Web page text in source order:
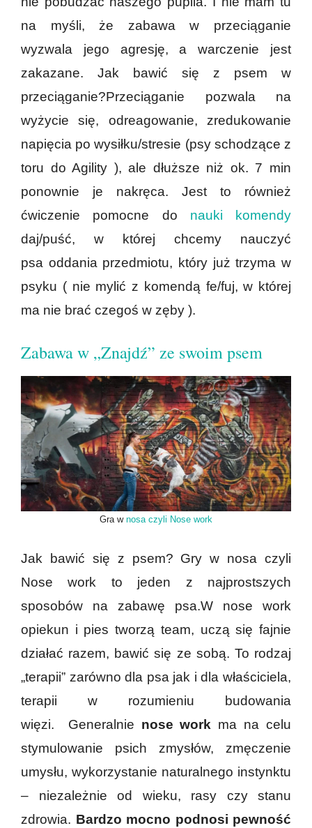
na myśli, że zabawa w przeciąganie
wyzwala jego agresję, a warczenie jest
zakazane. Jak bawić się z psem w
przeciąganie?Przeciąganie pozwala na
wyżycie się, odreagowanie, zredukowanie
napięcia po wysiłku/stresie (psy schodzące z
toru do Agility ), ale dłuższe niż ok. 7 min
ponownie je nakręca. Jest to również
ćwiczenie pomocne do nauki komendy
daj/puść, w której chcemy nauczyć
psa oddania przedmiotu, który już trzyma w
psyku ( nie mylić z komendą fe/fuj, w której
ma nie brać czegoś w zęby ).
Zabawa w „Znajdź” ze swoim psem
Gra w nosa czyli Nose work
Jak bawić się z psem? Gry w nosa czyli
Nose work to jeden z najprostszych
sposobów na zabawę psa.W nose work
opiekun i pies tworzą team, uczą się fajnie
działać razem, bawić się ze sobą. To rodzaj
„terapii” zarówno dla psa jak i dla właściciela,
terapii w rozumieniu budowania
więzi. Generalnie nose work ma na celu
stymulowanie psich zmysłów, zmęczenie
umysłu, wykorzystanie naturalnego instynktu
– niezależnie od wieku, rasy czy stanu
zdrowia. Bardzo mocno podnosi pewność